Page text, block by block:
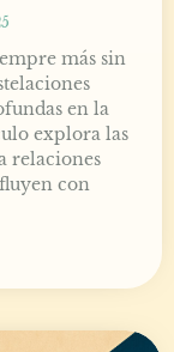
más sin
en la
explora las
relaciones
con